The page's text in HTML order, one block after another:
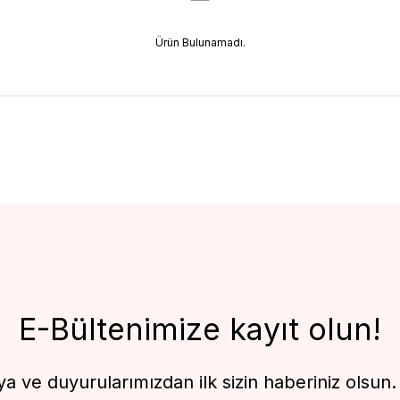
Ürün Bulunamadı.
E-Bültenimize kayıt olun!
ve duyurularımızdan ilk sizin haberiniz olsun.